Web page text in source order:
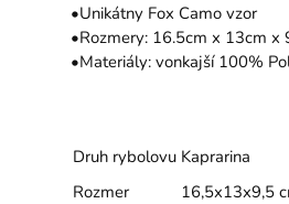
•Unikátny Fox Camo vzor
•Rozmery: 16.5cm x 13cm x
•Materiály: vonkajší 100%
Druh rybolovu Kaprarina
Rozmer
16,5x13x9,5